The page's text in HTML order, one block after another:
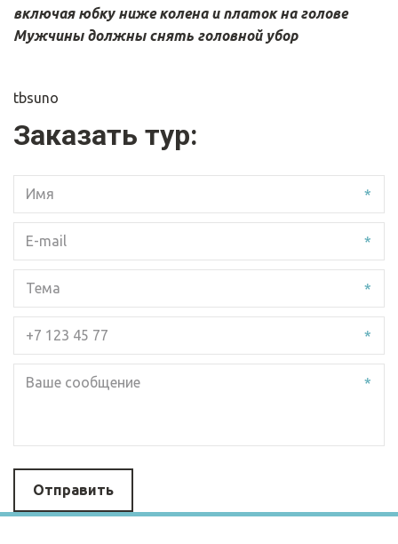
включая юбку ниже колена и платок на голове
Мужчины должны снять головной убор
tbsuno
Заказать тур:
*
*
*
*
*
Отправить